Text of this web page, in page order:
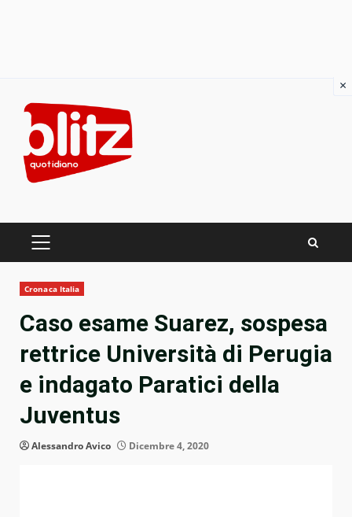
content
PRIMARY
Cronaca Italia
Caso esame Suarez, sospesa
rettrice Università di Perugia
e indagato Paratici della
Juventus
Alessandro Avico Dicembre 4, 2020
×